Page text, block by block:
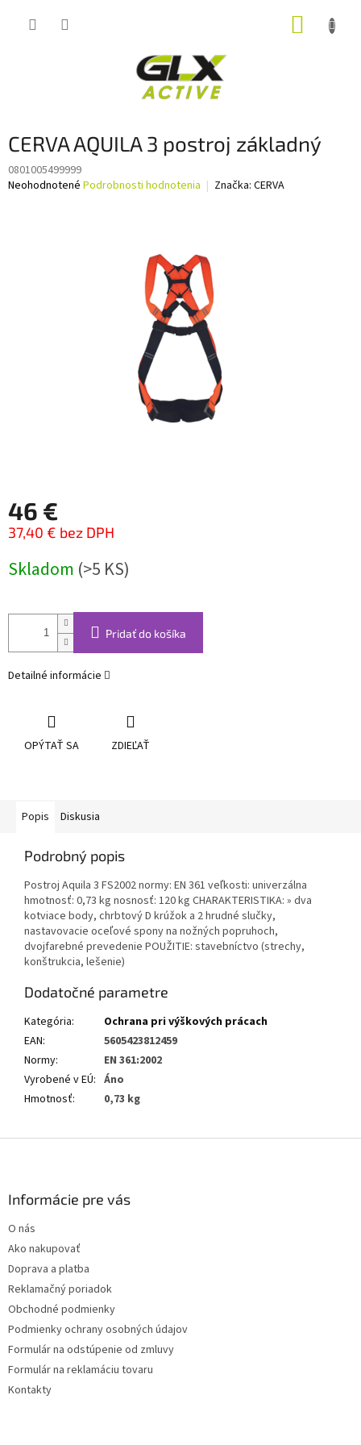
CERVA AQUILA 3 postroj základný
0801005499999
Priemerné
Neohodnotené Podrobnosti hodnotenia Značka: CERVA
46 €
37,40 € bez DPH
cena:
Skladom (>5 KS)
Pridať do košíka
Detailné informácie
OPÝTAŤ SA ZDIEĽAŤ
Popis Diskusia
Podrobný popis
Postroj Aquila 3 FS2002 normy: EN 361 veľkosti: univerzálna
hmotnosť: 0,73 kg nosnosť: 120 kg CHARAKTERISTIKA: » dva
kotviace body, chrbtový D krúžok a 2 hrudné slučky,
nastavovacie oceľové spony na nožných popruhoch,
dvojfarebné prevedenie POUŽITIE: stavebníctvo (strechy,
konštrukcia, lešenie)
Dodatočné parametre
Kategória:
Ochrana pri výškových prácach
EAN:
5605423812459
Normy:
EN 361:2002
Vyrobené v EÚ: Áno
Hmotnosť: 0,73 kg
Informácie pre vás
O nás
Ako nakupovať
Doprava a platba
Reklamačný poriadok
Obchodné podmienky
Podmienky ochrany osobných údajov
Formulár na odstúpenie od zmluvy
Formulár na reklamáciu tovaru
Kontakty